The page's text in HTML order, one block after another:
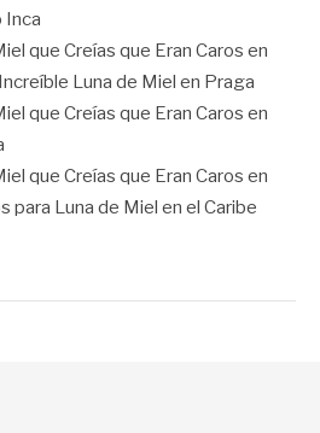
Inca
que Creías que Eran Caros en
Luna de Miel en Praga
que Creías que Eran Caros en
que Creías que Eran Caros en
para Luna de Miel en el Caribe